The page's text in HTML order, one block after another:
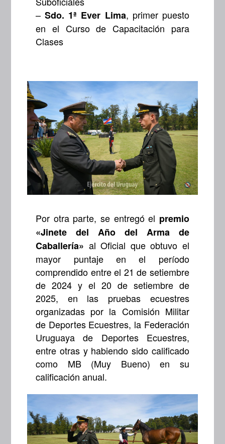
–Sdo. 1ª Ever Lima, primer puesto
en el Curso de Capacitación para
Clases
Por otra parte, se entregó el premio
«Jinete del Año del Arma de
Caballería» al Oficial que obtuvo el
mayor puntaje en el período
comprendido entre el 21 de setiembre
de 2024 y el 20 de setiembre de
2025, en las pruebas ecuestres
organizadas por la Comisión Militar
de Deportes Ecuestres, la Federación
Uruguaya de Deportes Ecuestres,
entre otras y habiendo sido calificado
como MB (Muy Bueno) en su
calificación anual.